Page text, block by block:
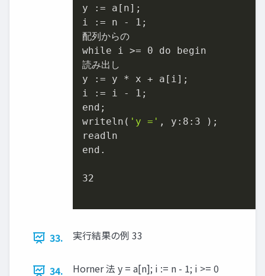
y := a[n];
i := n -
1 ;
配列からの
while i >= 0 do begin
読み出し
y := y * x + a[i];
i := i -
1 ;
end;
writeln( 'y =' , y: 8 : 3 );
readln
end.
32
33. 実行結果の例 33
34.
Horner 法 y = a[n]; i := n - 1; i >= 0